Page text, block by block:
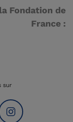
Fondation de
France :
sur